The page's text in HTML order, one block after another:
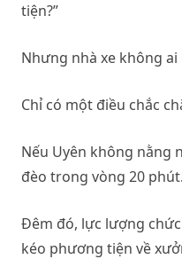
tiện?”
Nhưng nhà xe không ai
Chỉ có một điều chắc
Nếu Uyên không nằng
đèo trong vòng 20 phút.
Đêm đó, lực lượng
kéo phương tiện về